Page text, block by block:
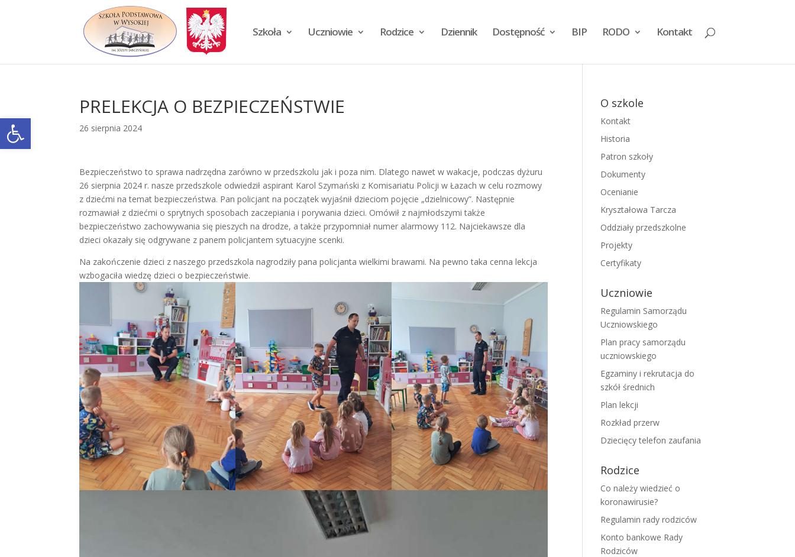
Otwórz pasek narzędzi
Szkoła Uczniowie Rodzice Dziennik Dostępność BIP RODO Kontakt
PRELEKCJA O BEZPIECZEŃSTWIE
26 sierpnia 2024
Bezpieczeństwo to sprawa nadrzędna zarówno w przedszkolu jak i poza nim. Dlatego nawet w wakacje, podczas dyżuru
26 sierpnia 2024 r. nasze przedszkole odwiedził aspirant Karol Szymański z Komisariatu Policji w Łazach w celu rozmowy
z dziećmi na temat bezpieczeństwa. Pan policjant na początek wyjaśnił dzieciom pojęcie „dzielnicowy”. Następnie
rozmawiał z dziećmi o sprytnych sposobach zaczepiania i porywania dzieci. Omówił z najmłodszymi także
bezpieczeństwo zachowywania się pieszych na drodze, a także przypomniał numer alarmowy 112. Najciekawsze dla
dzieci okazały się odgrywane z panem policjantem sytuacyjne scenki.
Na zakończenie dzieci z naszego przedszkola nagrodziły pana policjanta wielkimi brawami. Na pewno taka cenna lekcja
wzbogaciła wiedzę dzieci o bezpieczeństwie.
O szkole
Kontakt
Historia
Patron szkoły
Dokumenty
Ocenianie
Kryształowa Tarcza
Oddziały przedszkolne
Projekty
Certyfikaty
Uczniowie
Regulamin Samorządu
Uczniowskiego
Plan pracy samorządu
uczniowskiego
Egzaminy i rekrutacja do
szkół średnich
Plan lekcji
Rozkład przerw
Dziecięcy telefon zaufania
Rodzice
Co należy wiedzieć o
koronawirusie?
Regulamin rady rodziców
Konto bankowe Rady
Rodziców